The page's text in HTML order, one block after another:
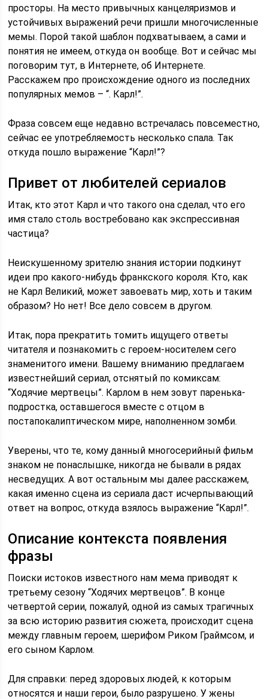
просторы. На место привычных канцеляризмов и
устойчивых выражений речи пришли многочисленные
мемы. Порой такой шаблон подхватываем, а сами и
понятия не имеем, откуда он вообще. Вот и сейчас мы
поговорим тут, в Интернете, об Интернете.
Расскажем про происхождение одного из последних
популярных мемов – “. Карл!”.
Фраза совсем еще недавно встречалась повсеместно,
сейчас ее употребляемость несколько спала. Так
откуда пошло выражение “Карл!”?
Привет от любителей сериалов
Итак, кто этот Карл и что такого она сделал, что его
имя стало столь востребовано как экспрессивная
частица?
Неискушенному зрителю знания истории подкинут
идеи про какого-нибудь франкского короля. Кто, как
не Карл Великий, может завоевать мир, хоть и таким
образом? Но нет! Все дело совсем в другом.
Итак, пора прекратить томить ищущего ответы
читателя и познакомить с героем-носителем сего
знаменитого имени. Вашему вниманию предлагаем
известнейший сериал, отснятый по комиксам:
“Ходячие мертвецы”. Карлом в нем зовут паренька-
подростка, оставшегося вместе с отцом в
постапокалиптическом мире, наполненном зомби.
Уверены, что те, кому данный многосерийный фильм
знаком не понаслышке, никогда не бывали в рядах
несведущих. А вот остальным мы далее расскажем,
какая именно сцена из сериала даст исчерпывающий
ответ на вопрос, откуда взялось выражение “Карл!”.
Описание контекста появления
фразы
Поиски истоков известного нам мема приводят к
третьему сезону “Ходячих мертвецов”. В конце
четвертой серии, пожалуй, одной из самых трагичных
за всю историю развития сюжета, происходит сцена
между главным героем, шерифом Риком Граймсом, и
его сыном Карлом.
Для справки: перед здоровых людей, к которым
относятся и наши герои, было разрушено. У жены